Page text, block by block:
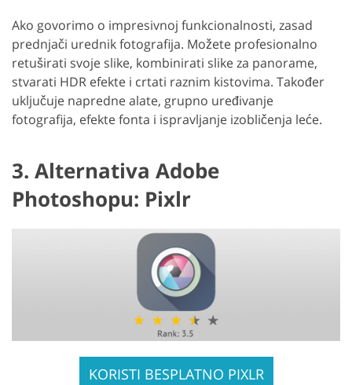
Ako govorimo o impresivnoj funkcionalnosti, zasad
prednjači urednik fotografija. Možete profesionalno
retuširati svoje slike, kombinirati slike za panorame,
stvarati HDR efekte i crtati raznim kistovima. Također
uključuje napredne alate, grupno uređivanje
fotografija, efekte fonta i ispravljanje izobličenja leće.
3. Alternativa Adobe
Photoshopu: Pixlr
KORISTI BESPLATNO PIXLR